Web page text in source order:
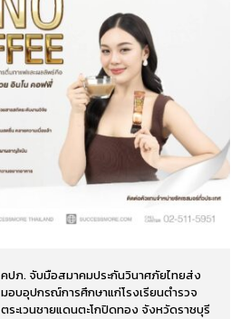
คปภ. จับมือสมาคมประกันวินาศภัยไทยส่ง
มอบอุปกรณ์การศึกษาแก่โรงเรียนตำรวจ
ตระเวนชายแดนตะโกปิดทอง จังหวัดราชบุรี